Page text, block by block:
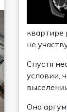
квартире
не
Спустя
условии,
Она